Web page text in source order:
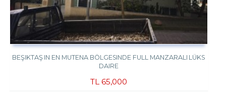
BEŞIKTAŞ IN EN MUTENA BÖLGESINDE FULL MANZARALI LÜKS
DAIRE
TL 65,000